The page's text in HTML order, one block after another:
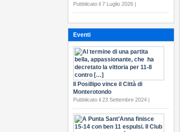
Pubblicato il 7 Luglio 2026 |
Eventi
Il Posillipo vince il Città di
Monterotondo
Pubblicato il 23 Settembre 2024 |